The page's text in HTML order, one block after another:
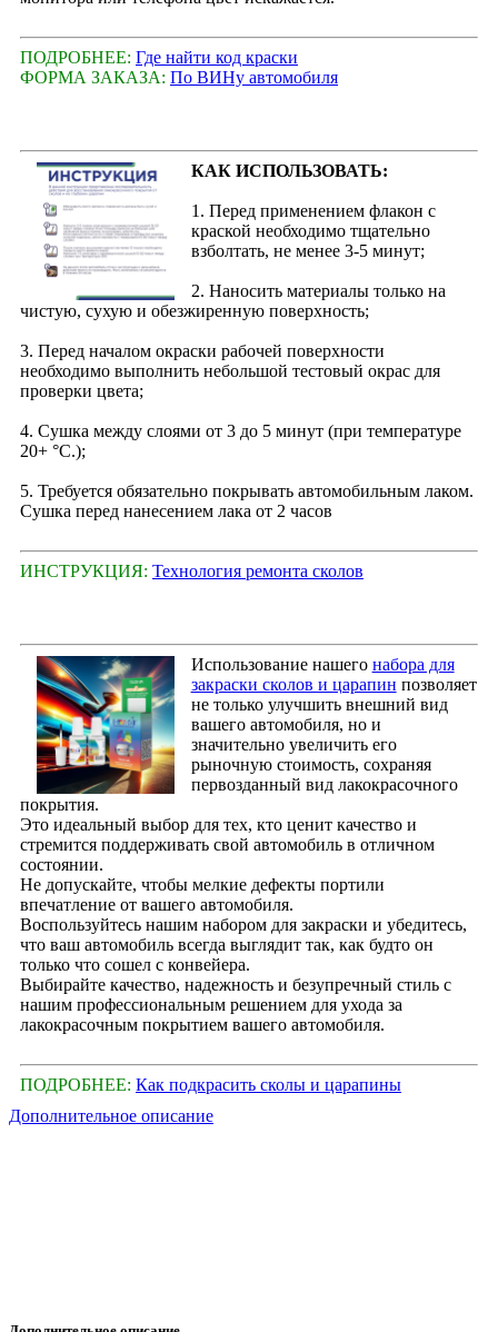
ПОДРОБНЕЕ: Где найти код краски
ФОРМА ЗАКАЗА: По ВИНу автомобиля
КАК ИСПОЛЬЗОВАТЬ:
1. Перед применением флакон с
краской необходимо тщательно
взболтать, не менее 3-5 минут;
2. Наносить материалы только на
чистую, сухую и обезжиренную поверхность;
3. Перед началом окраски рабочей поверхности
необходимо выполнить небольшой тестовый окрас для
проверки цвета;
4. Сушка между слоями от 3 до 5 минут (при температуре
20+ °С.);
5. Требуется обязательно покрывать автомобильным лаком.
Сушка перед нанесением лака от 2 часов
ИНСТРУКЦИЯ: Технология ремонта сколов
Использование нашего набора для
закраски сколов и царапин позволяет
не только улучшить внешний вид
вашего автомобиля, но и
значительно увеличить его
рыночную стоимость, сохраняя
первозданный вид лакокрасочного
покрытия.
Это идеальный выбор для тех, кто ценит качество и
стремится поддерживать свой автомобиль в отличном
состоянии.
Не допускайте, чтобы мелкие дефекты портили
впечатление от вашего автомобиля.
Воспользуйтесь нашим набором для закраски и убедитесь,
что ваш автомобиль всегда выглядит так, как будто он
только что сошел с конвейера.
Выбирайте качество, надежность и безупречный стиль с
нашим профессиональным решением для ухода за
лакокрасочным покрытием вашего автомобиля.
ПОДРОБНЕЕ: Как подкрасить сколы и царапины
Дополнительное описание